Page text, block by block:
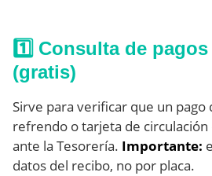
1️⃣ Consulta de
(gratis)
Sirve para verificar que un pago
refrendo o tarjeta de
ante la Tesorería. Importante:
datos del recibo, no por placa.